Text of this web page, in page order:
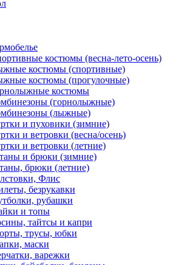
костюмы (весна-лето-осень)
костюмы (спортивные)
костюмы (прогулочные)
костюмы
(горнолыжные)
(лыжные)
и пуховики (зимние)
и ветровки (весна/осень)
и ветровки (летние)
и брюки (зимние)
брюки (летние)
Флис
безрукавки
рубашки
и топы
тайтсы и капри
трусы, юбки
маски
варежки